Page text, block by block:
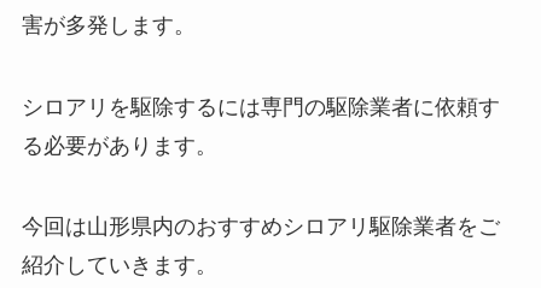
害が多発します。
シロアリを駆除するには専門の駆除業者に依頼す
る必要があります。
今回は山形県内のおすすめシロアリ駆除業者をご
紹介していきます。